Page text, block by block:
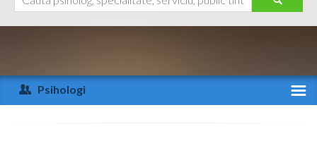
Arad
Arges
Ajutor
Psihologi